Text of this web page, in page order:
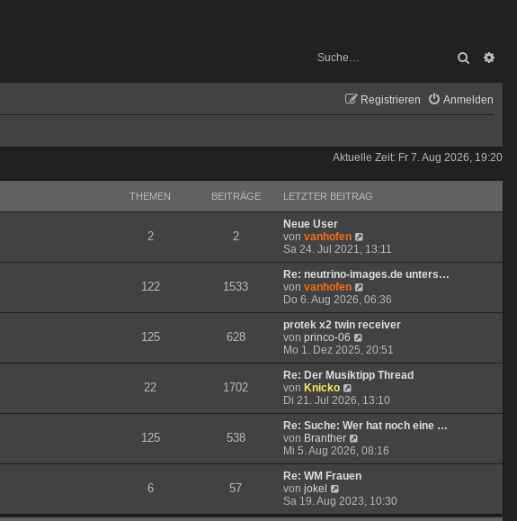
Suche
Anmelden
Registrieren
Aktuelle Zeit: Fr 7. Aug 2026, 19:20
THEMEN BEITRÄGE LETZTER BEITRAG
2 2
Neue User
von vanhofen
e
u
e
t
e
r
e
i
t
a
g
Sa 24. Jul 2021, 13:11
122 1533
Re: neutrino-images.de unters…
von vanhofen
e
u
e
t
e
r
e
i
t
a
g
Do 6. Aug 2026, 06:36
125 628
protek x2 twin receiver
von princo-06
e
u
e
t
e
r
e
i
g
Mo 1. Dez 2025, 20:51
22 1702
Re: Der Musiktipp Thread
von Knicko
e
u
e
s
t
e
r
e
i
Di 21. Jul 2026, 13:10
125 538
Re: Suche: Wer hat noch eine …
von Branther
e
u
e
t
e
Mi 5. Aug 2026, 08:16
6 57
Re: WM Frauen
von jokel
e
u
Sa 19. Aug 2023, 10:30